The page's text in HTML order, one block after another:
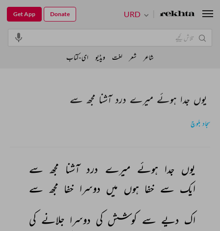
یوں جدا ہوئے میرے درد آشنا مجھ سے
سجاد بلوچ
یوں جدا ہوئے میرے درد آشنا مجھ سے
ایک سے خفا ہوں میں دوسرا خفا مجھ سے
اک دیے سے کوشش کی دوسرا جلانے کی
URD
Get App Donate
شاعر شعر لغت ویڈیو ای-کتاب